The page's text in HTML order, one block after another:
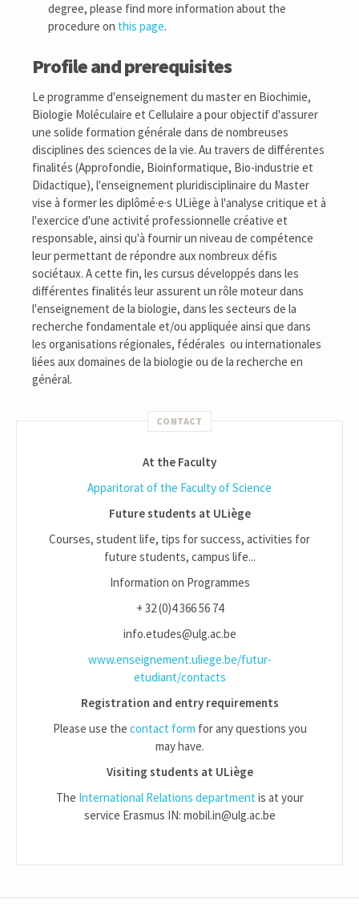
degree, please find more information about the
procedure on this page.
Profile and prerequisites
Le programme d'enseignement du master en Biochimie,
Biologie Moléculaire et Cellulaire a pour objectif d'assurer
une solide formation générale dans de nombreuses
disciplines des sciences de la vie. Au travers de différentes
finalités (Approfondie, Bioinformatique, Bio-industrie et
Didactique), l'enseignement pluridisciplinaire du Master
vise à former les diplômé·e·s ULiège à l'analyse critique et à
l'exercice d'une activité professionnelle créative et
responsable, ainsi qu'à fournir un niveau de compétence
leur permettant de répondre aux nombreux défis
sociétaux. A cette fin, les cursus développés dans les
différentes finalités leur assurent un rôle moteur dans
l'enseignement de la biologie, dans les secteurs de la
recherche fondamentale et/ou appliquée ainsi que dans
les organisations régionales, fédérales ou internationales
liées aux domaines de la biologie ou de la recherche en
général.
CONTACT
At the Faculty
Apparitorat of the Faculty of Science
Future students at ULiège
Courses, student life, tips for success, activities for
future students, campus life...
Information on Programmes
+ 32 (0)4 366 56 74
info.etudes@ulg.ac.be
www.enseignement.uliege.be/futur-
etudiant/contacts
Registration and entry requirements
Please use the contact form for any questions you
may have.
Visiting students at ULiège
The International Relations department is at your
service Erasmus IN: mobil.in@ulg.ac.be